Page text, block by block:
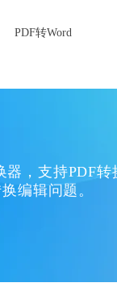
PDF转Word
，支持PDF转
编辑问题。